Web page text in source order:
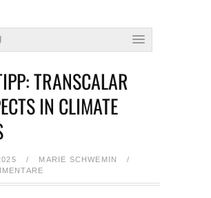
TRANSCALAR
IN CLIMATE
/ MARIE SCHWEMIN
/